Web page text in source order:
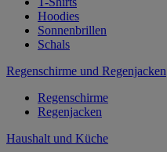
Hoodies
Sonnenbrillen
Schals
Regenschirme und Regenjacken
Regenschirme
Regenjacken
Haushalt und Küche